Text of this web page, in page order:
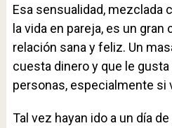
Esa sensualidad, mezclada
la vida en pareja, es un
relación sana y feliz. Un
cuesta dinero y que le gusta
personas, especialmente si
Tal vez hayan ido a un día